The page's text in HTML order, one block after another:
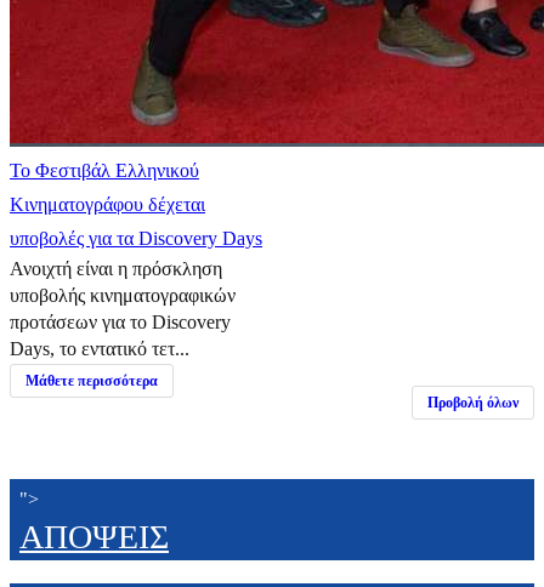
Το Φεστιβάλ Ελληνικού
Κινηματογράφου δέχεται
υποβολές για τα Discovery Days
Ανοιχτή είναι η πρόσκληση
υποβολής κινηματογραφικών
προτάσεων για το Discovery
Days, το εντατικό τετ...
Μάθετε περισσότερα
Προβολή όλων
">
ΑΠΟΨΕΙΣ